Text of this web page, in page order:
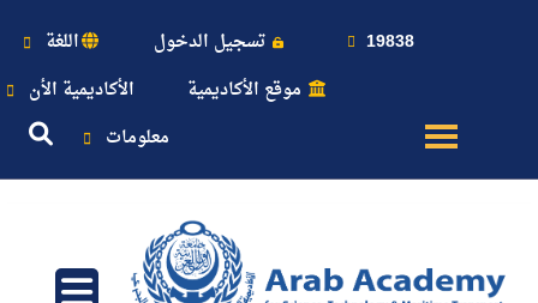
19838 تسجيل الدخول
اللغة
موقع الأكاديمية
الأكاديمية الأن
معلومات
عن
الأكاديمية